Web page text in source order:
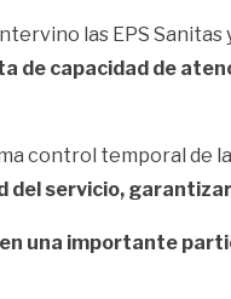
las EPS Sanitas
de capacidad de
control temporal de
del servicio,
una importante